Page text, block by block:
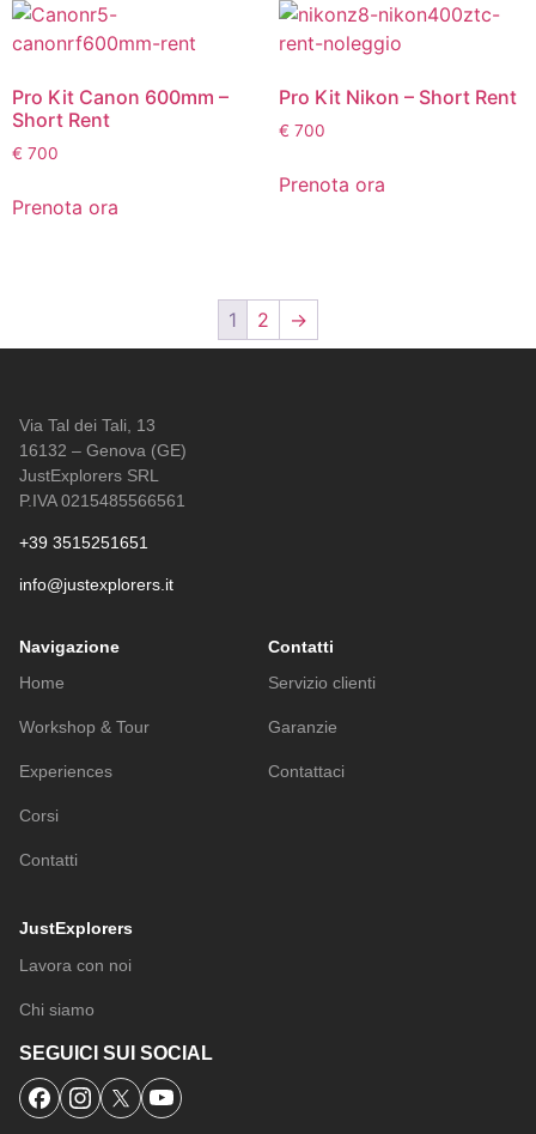
Pro Kit Canon 600mm –
Short Rent
€ 700
Prenota ora
Pro Kit Nikon – Short Rent
€ 700
Prenota ora
1 2 →
Via Tal dei Tali, 13
16132 – Genova (GE)
JustExplorers SRL
P.IVA 0215485566561
+39 3515251651
info@justexplorers.it
Navigazione
Home
Workshop & Tour
Experiences
Corsi
Contatti
Contatti
Servizio clienti
Garanzie
Contattaci
JustExplorers
Lavora con noi
Chi siamo
SEGUICI SUI SOCIAL